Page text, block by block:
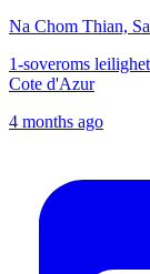
Na Chom Thian,
1-soveroms
Cote d'Azur
4 months ago